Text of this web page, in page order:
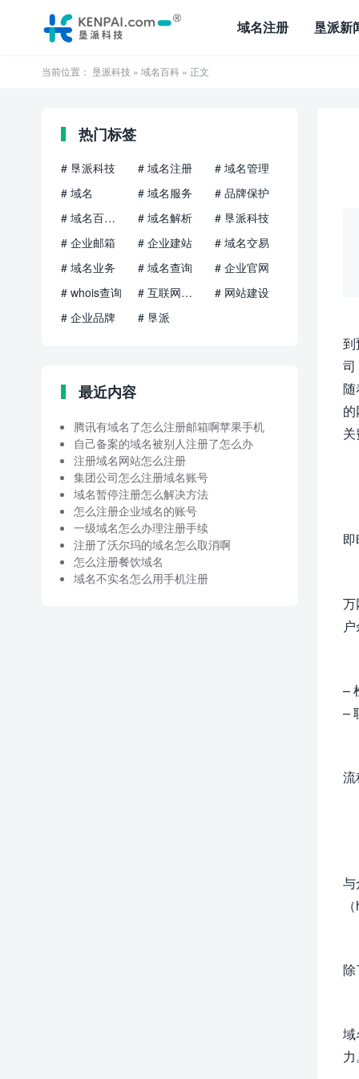
域名注册 垦派新
当前位置： 垦派科技 » 域名百科 » 正文
到
司
随
万
–
–
流
与
除
域
热门标签
# 垦派科技 # 域名注册
# 域名管理
# 域名
# 域名服务
# 品牌保护
# 域名百科知识
# 域名解析
# 垦派科技
# 企业邮箱
# 企业建站
# 域名交易
# 域名业务
# 域名查询
# 企业官网
# whois查询
# 互联网品牌
# 网站建设
# 企业品牌
# 垦派
最近内容
腾讯有域名了怎么注册邮箱啊苹果手机
自己备案的域名被别人注册了怎么办
注册域名网站怎么注册
集团公司怎么注册域名账号
域名暂停注册怎么解决方法
怎么注册企业域名的账号
一级域名怎么办理注册手续
注册了沃尔玛的域名怎么取消啊
怎么注册餐饮域名
域名不实名怎么用手机注册